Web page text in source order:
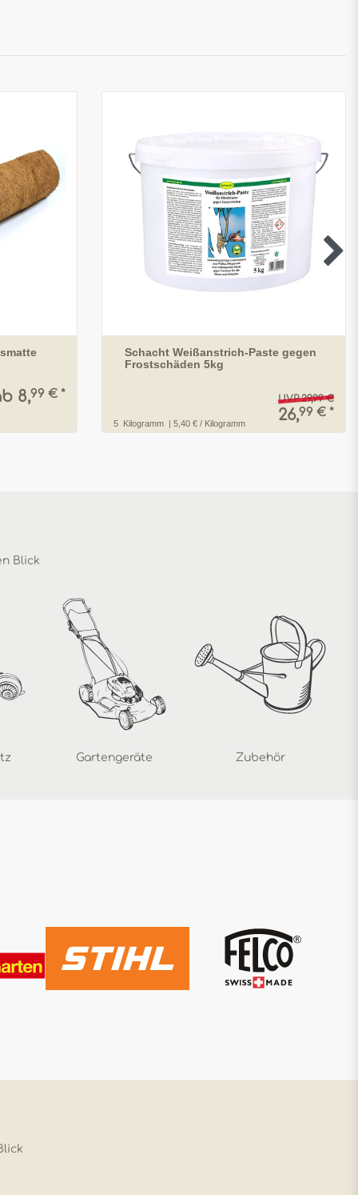
8,99 € *
Schacht Weißanstrich-Paste gegen
Frostschäden 5kg
UVP 29,99 €
26,99 € *
5 Kilogramm | 5,40 € / Kilogramm
Blick
Gartengeräte Zubehör